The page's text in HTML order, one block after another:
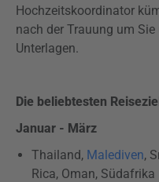
Hochzeitskoordinator
nach der Trauung um
Unterlagen.
Die beliebtesten
Januar - März
Thailand, Malediven,
Rica, Oman, Südafrika